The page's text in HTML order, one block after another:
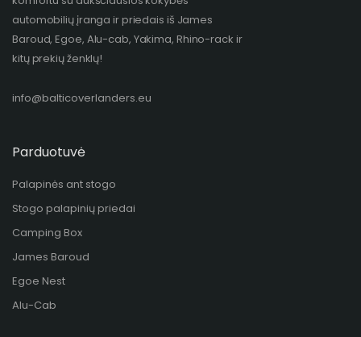
automobilių įranga ir priedais iš James
Baroud, Egoe, Alu-cab, Yakima, Rhino-rack ir
kitų prekių ženklų!​
info@balticoverlanders.eu
Parduotuvė
Palapinės ant stogo
Stogo palapinių priedai
Camping Box
James Baroud
Egoe Nest
Alu-Cab